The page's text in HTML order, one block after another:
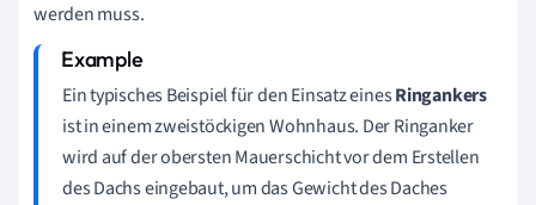
werden muss.
Ein typisches Beispiel für den Einsatz einesRingankers
ist in einem zweistöckigen Wohnhaus. Der Ringanker
wird auf der obersten Mauerschicht vor dem Erstellen
des Dachs eingebaut, um das Gewicht des Daches